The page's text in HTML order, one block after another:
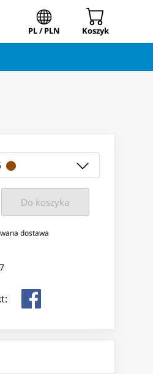
PL / PLN Koszyk
Do koszyka
dostawa